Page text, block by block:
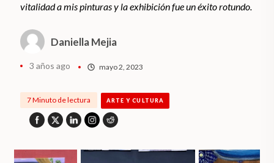
vitalidad a mis pinturas y la exhibición fue un éxito rotundo.
Daniella Mejia
3 años ago mayo 2, 2023
7 Minuto de lectura ARTE Y CULTURA